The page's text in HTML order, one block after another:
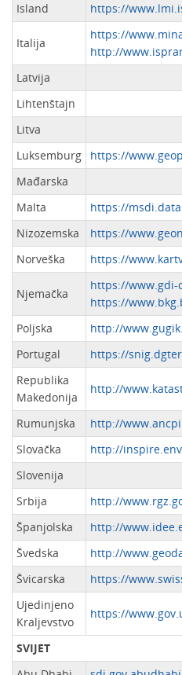
Island
https://
Italija
https://
http://
Latvija
Lihtenštajn
Litva
Luksemburg
https://
Mađarska
Malta
https://
Nizozemska
https://
Norveška
https://
Njemačka
https://www.gdi-
https://
Poljska http://
Portugal
https://
Republika
Makedonija
http://
Rumunjska http://
Slovačka
http://
Slovenija
Srbija
http://
Španjolska
http://
Švedska
http://
Švicarska
https://
Ujedinjeno
Kraljevstvo
https://
SVIJET